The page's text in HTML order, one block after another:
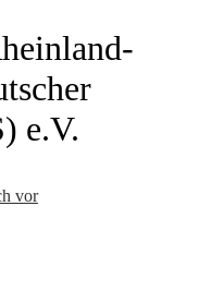
e.V.
vor